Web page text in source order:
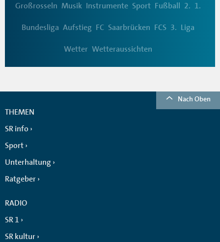
Großrosseln Musik Instrumente Sport Fußball 2. 1.
Bundesliga Aufstieg FC Saarbrücken FCS 3. Liga
Wetter Wetteraussichten
Nach Oben
THEMEN
SR info
Sport
Unterhaltung
Ratgeber
RADIO
SR 1
SR kultur